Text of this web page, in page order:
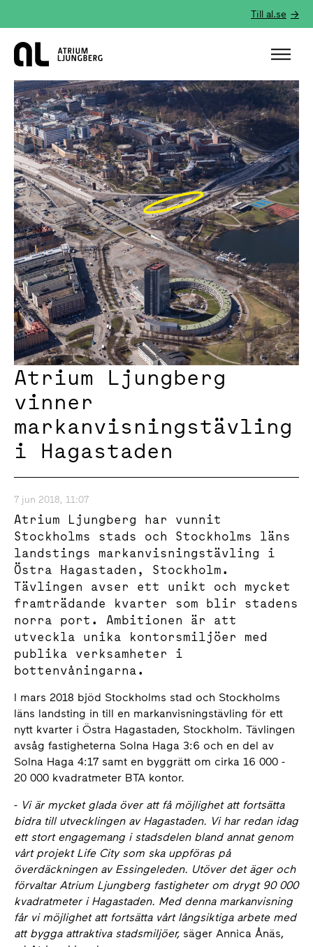
Till al.se
Hem
Atrium Ljungberg
vinner
markanvisningstävling
i Hagastaden
7 jun 2018, 11:07
Atrium Ljungberg har vunnit
Stockholms stads och Stockholms läns
landstings markanvisningstävling i
Östra Hagastaden, Stockholm.
Tävlingen avser ett unikt och mycket
framträdande kvarter som blir stadens
norra port. Ambitionen är att
utveckla unika kontorsmiljöer med
publika verksamheter i
bottenvåningarna.
I mars 2018 bjöd Stockholms stad och Stockholms
läns landsting in till en markanvisningstävling för ett
nytt kvarter i Östra Hagastaden, Stockholm. Tävlingen
avsåg fastigheterna Solna Haga 3:6 och en del av
Solna Haga 4:17 samt en byggrätt om cirka 16 000 -
20 000 kvadratmeter BTA kontor.
- Vi är mycket glada över att få möjlighet att fortsätta
bidra till utvecklingen av Hagastaden. Vi har redan idag
ett stort engagemang i stadsdelen bland annat genom
vårt projekt Life City som ska uppföras på
överdäckningen av Essingeleden. Utöver det äger och
förvaltar Atrium Ljungberg fastigheter om drygt 90 000
kvadratmeter i Hagastaden. Med denna markanvisning
får vi möjlighet att fortsätta vårt långsiktiga arbete med
att bygga attraktiva stadsmiljöer, säger Annica Ånäs,